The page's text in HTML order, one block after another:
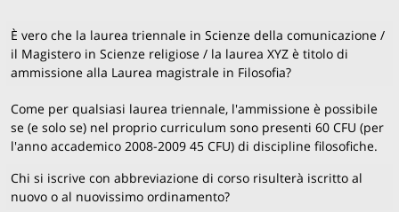
È vero che la laurea triennale in Scienze della comunicazione /
il Magistero in Scienze religiose / la laurea XYZ è titolo di
ammissione alla Laurea magistrale in Filosofia?
Come per qualsiasi laurea triennale, l'ammissione è possibile
se (e solo se) nel proprio curriculum sono presenti 60 CFU (per
l'anno accademico 2008-2009 45 CFU) di discipline filosofiche.
Chi si iscrive con abbreviazione di corso risulterà iscritto al
nuovo o al nuovissimo ordinamento?